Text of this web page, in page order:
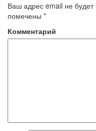
Ваш адрес email не будет
помечены *
Комментарий